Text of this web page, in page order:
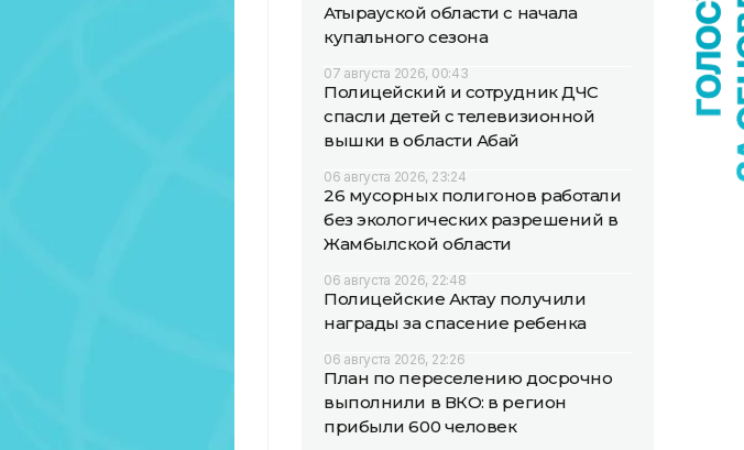
Атырауской области с начала
купального сезона
07 августа 2026, 00:43
Полицейский и сотрудник ДЧС
спасли детей с телевизионной
вышки в области Абай
06 августа 2026, 23:24
26 мусорных полигонов работали
без экологических разрешений в
Жамбылской области
06 августа 2026, 22:48
Полицейские Актау получили
награды за спасение ребенка
06 августа 2026, 22:26
План по переселению досрочно
выполнили в ВКО: в регион
прибыли 600 человек